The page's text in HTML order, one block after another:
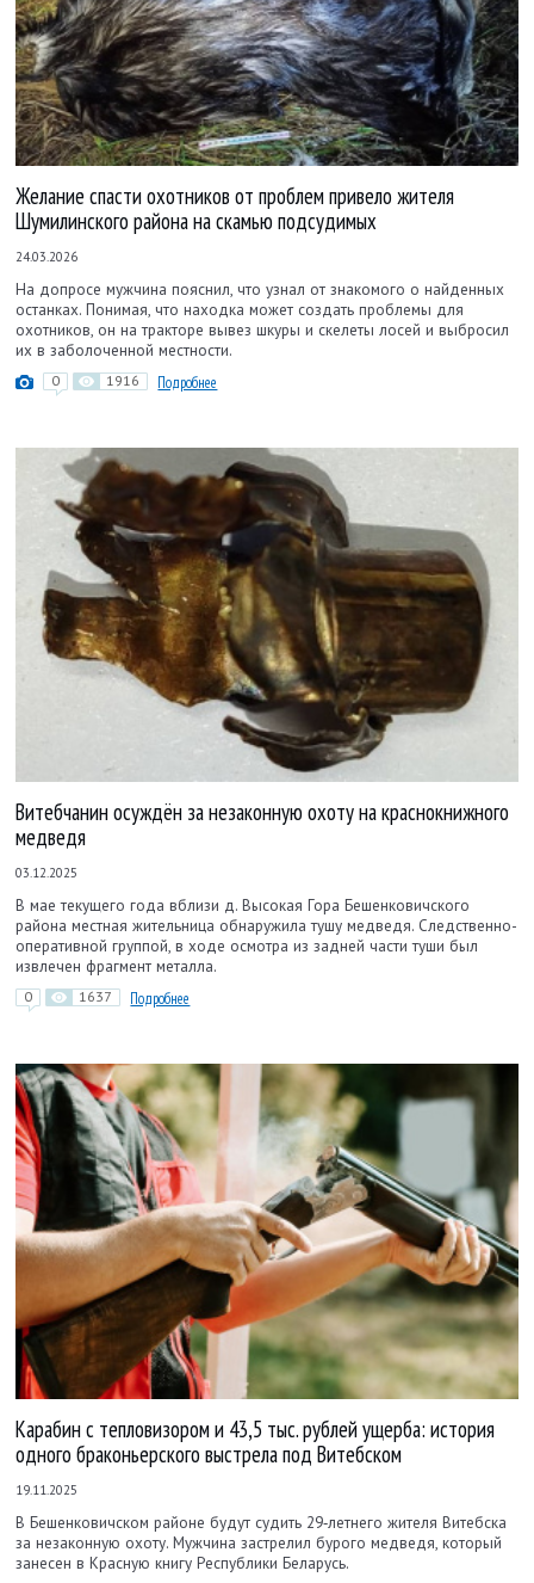
Желание спасти охотников от проблем привело жителя
Шумилинского района на скамью подсудимых
24.03.2026
На допросе мужчина пояснил, что узнал от знакомого о найденных
останках. Понимая, что находка может создать проблемы для
охотников, он на тракторе вывез шкуры и скелеты лосей и выбросил
их в заболоченной местности.
0 1916 Подробнее
Витебчанин осуждён за незаконную охоту на краснокнижного
медведя
03.12.2025
В мае текущего года вблизи д. Высокая Гора Бешенковичского
района местная жительница обнаружила тушу медведя. Следственно-
оперативной группой, в ходе осмотра из задней части туши был
извлечен фрагмент металла.
0 1637 Подробнее
Карабин с тепловизором и 43,5 тыс. рублей ущерба: история
одного браконьерского выстрела под Витебском
19.11.2025
В Бешенковичском районе будут судить 29‑летнего жителя Витебска
за незаконную охоту. Мужчина застрелил бурого медведя, который
занесен в Красную книгу Республики Беларусь.